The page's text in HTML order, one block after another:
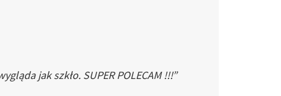
jak szkło. SUPER POLECAM !!!”